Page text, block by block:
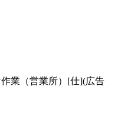
業（営業所）[仕](広告